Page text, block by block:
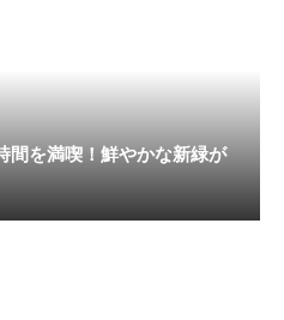
間を満喫！鮮やかな新緑が